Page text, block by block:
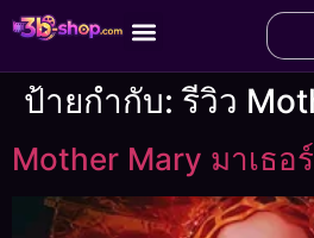
ป้ายกำกับ:รีวิว
Mother Mary มาเธอ